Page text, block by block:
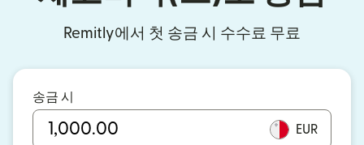
Remitly에서 첫 송금 시 수수료 무료
송금 시
EUR